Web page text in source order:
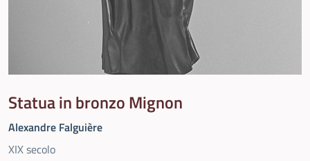
Statua in bronzo Mignon
Alexandre Falguière
XIX secolo